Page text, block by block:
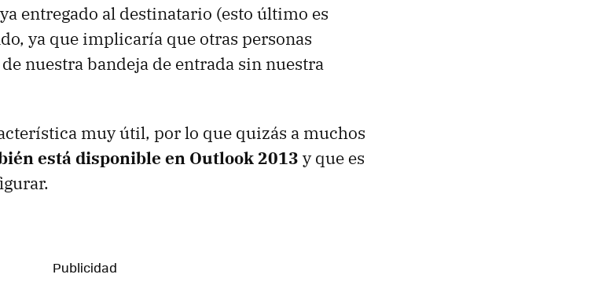
entregado al destinatario (esto último es
ya que implicaría que otras personas
nuestra bandeja de entrada sin nuestra
muy útil, por lo que quizás a muchos
está disponible en Outlook 2013 y que es